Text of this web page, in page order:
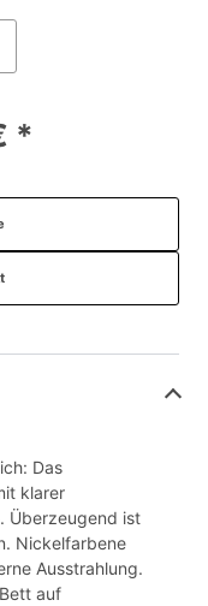
*
Das
klarer
Überzeugend ist
Nickelfarbene
Ausstrahlung.
auf